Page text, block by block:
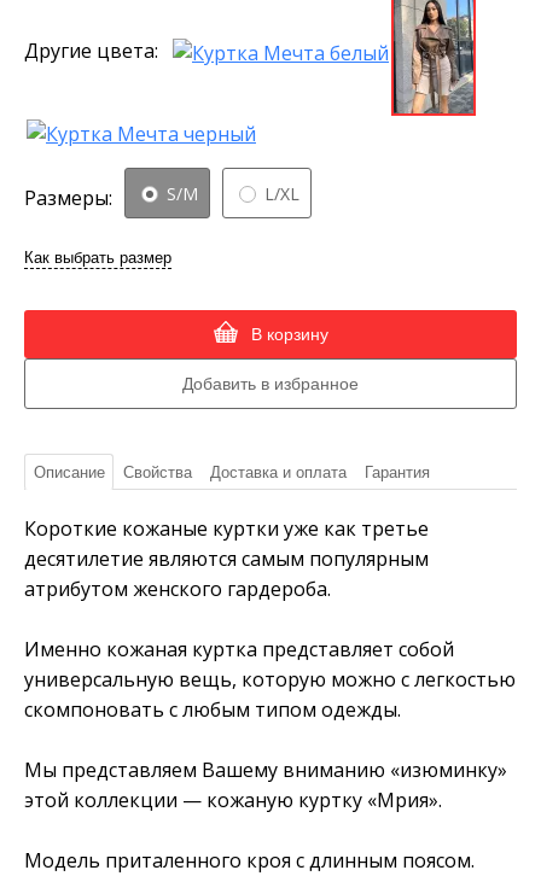
Другие цвета:
Размеры: S/M L/XL
Как выбрать размер
В корзину
Описание Свойства Доставка и оплата Гарантия
Короткие кожаные куртки уже как третье
десятилетие являются самым популярным
атрибутом женского гардероба.
Именно кожаная куртка представляет собой
универсальную вещь, которую можно с легкостью
скомпоновать с любым типом одежды.
Мы представляем Вашему вниманию «изюминку»
этой коллекции — кожаную куртку «Мрия».
Модель приталенного кроя с длинным поясом.